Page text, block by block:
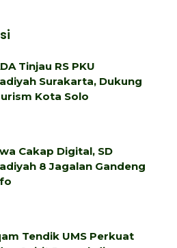
Tinjau RS PKU
Surakarta, Dukung
Kota Solo
Cakap Digital, SD
8 Jagalan Gandeng
Tendik UMS Perkuat